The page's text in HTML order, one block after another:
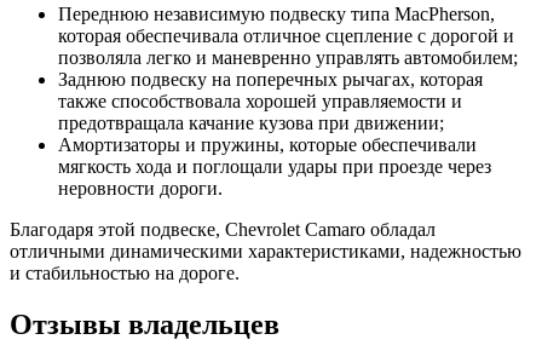
Переднюю независимую подвеску типа MacPherson,
которая обеспечивала отличное сцепление с дорогой и
позволяла легко и маневренно управлять автомобилем;
Заднюю подвеску на поперечных рычагах, которая
также способствовала хорошей управляемости и
предотвращала качание кузова при движении;
Амортизаторы и пружины, которые обеспечивали
мягкость хода и поглощали удары при проезде через
неровности дороги.
Благодаря этой подвеске, Chevrolet Camaro обладал
отличными динамическими характеристиками, надежностью
и стабильностью на дороге.
Отзывы владельцев